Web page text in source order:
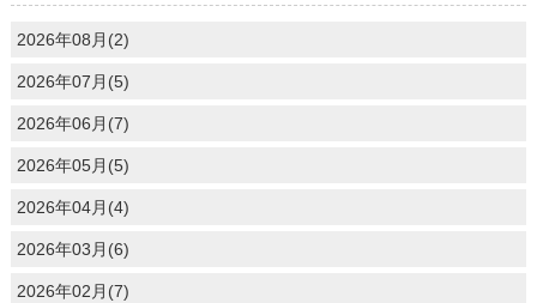
2026年08月(2)
2026年07月(5)
2026年06月(7)
2026年05月(5)
2026年04月(4)
2026年03月(6)
2026年02月(7)